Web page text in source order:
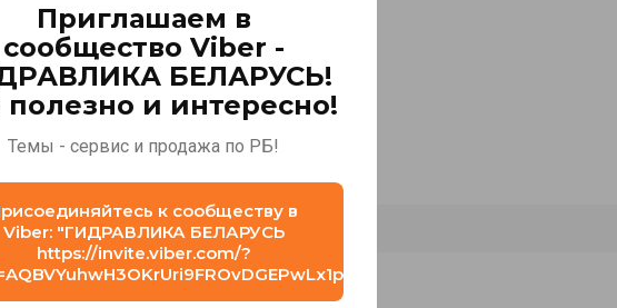
MS80CD M+S
SERII MS GIDROYA
,elefant,гидромотор героторный
Приглашаем в
сообщество Viber -
БЕЛАРУСЬ!
полезно и интересно!
Темы - сервис и продажа по РБ!
к сообществу в
Viber: "⁨ГИДРАВЛИКА БЕЛАРУСЬ⁩
https://invite.viber.com/?